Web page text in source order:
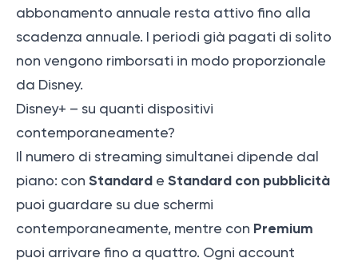
abbonamento annuale resta attivo fino alla
scadenza annuale. I periodi già pagati di solito
non vengono rimborsati in modo proporzionale
da Disney.
Disney+ – su quanti dispositivi
contemporaneamente?
Il numero di streaming simultanei dipende dal
piano: con Standard e Standard con pubblicità
puoi guardare su due schermi
contemporaneamente, mentre con Premium
puoi arrivare fino a quattro. Ogni account